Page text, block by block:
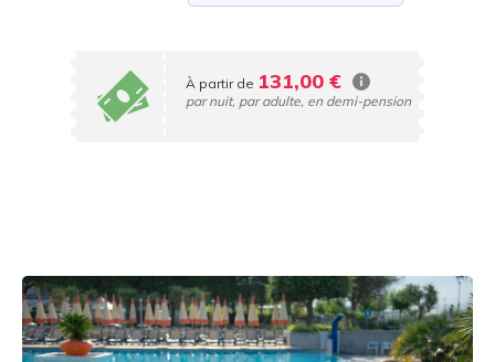
À partir de 131,00 €
par nuit, par adulte, en demi-pension